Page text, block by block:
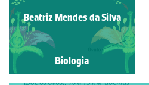
Gouveia
Biologia
Beatriz Mendes da Silva
Biologia